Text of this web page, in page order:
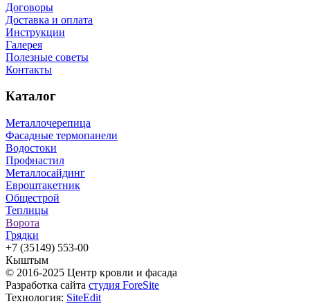
Договоры
Доставка и оплата
Инструкции
Галерея
Полезные советы
Контакты
Каталог
Металлочерепица
Фасадные термопанели
Водостоки
Профнастил
Металлосайдинг
Евроштакетник
Общестрой
Теплицы
Ворота
Грядки
+7 (35149) 553-00
Кыштым
© 2016-2025 Центр кровли и фасада
Разработка сайта студия ForeSite
Технология: SiteEdit